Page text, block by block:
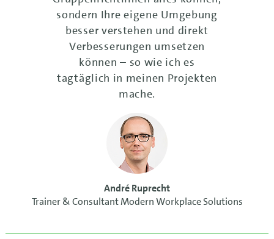
sondern Ihre eigene Umgebung
besser verstehen und direkt
Verbesserungen umsetzen
können – so wie ich es
tagtäglich in meinen Projekten
mache.
André Ruprecht
Trainer & Consultant Modern Workplace Solutions